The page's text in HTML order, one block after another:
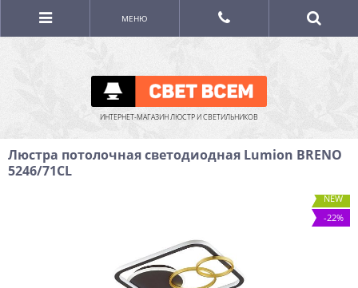
ИНТЕРНЕТ-МАГАЗИН ЛЮСТР И СВЕТИЛЬНИКОВ
МЕНЮ
Люстра потолочная светодиодная Lumion BRENO
5246/71CL
NEW
-22%